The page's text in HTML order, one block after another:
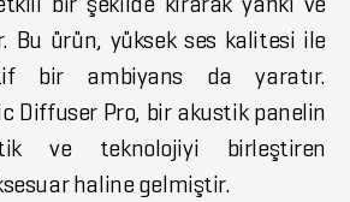
Bu ürün, yüksek ses kalitesi ile
bir ambiyans da yaratır.
Diffuser Pro, bir akustik panelin
ve teknolojiyi birleştiren
haline gelmiştir.